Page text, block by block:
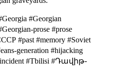
#Georgian
prose #prose
#past #memory #Soviet
generation #hijacking
#Tbilisi #Դավիթ֊